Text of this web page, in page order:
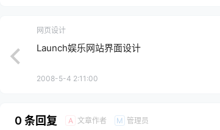
网页设计
Launch娱乐网站界面设计
2008-5-4 2:11:00
0 条回复 A 文章作者 M 管理员